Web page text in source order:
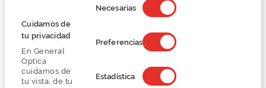
Cuidamos de
tu privacidad
En General
Optica
cuidamos de
tu vista, de tu
de
consentimiento
Necesarias
Preferencias
Estadística
Emporio Armani 0EA1149
121,50 €
162,00 €